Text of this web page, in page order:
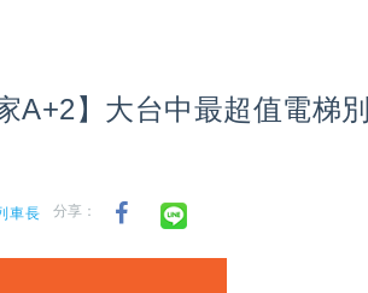
A+2】大台中最超值電梯
車長 分享：